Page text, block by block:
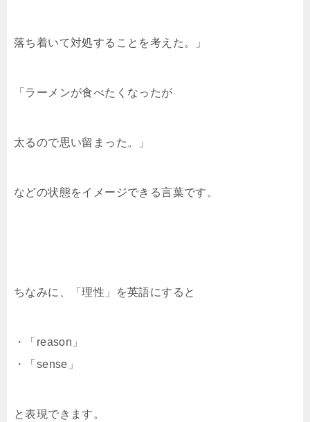
落ち着いて対処することを考えた。」
「ラーメンが食べたくなったが
太るので思い留まった。」
などの状態をイメージできる言葉です。
ちなみに、「理性」を英語にすると
・「reason」
・「sense」
と表現できます。